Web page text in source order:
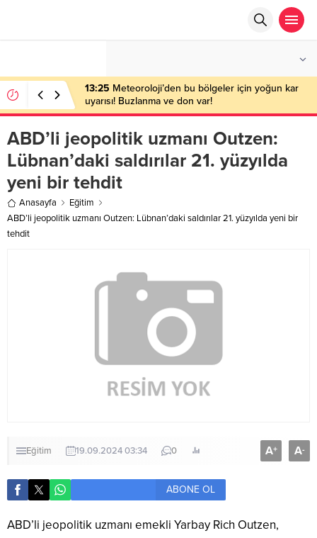
13:25 Meteoroloji’den bu bölgeler için yoğun kar
uyarısı! Buzlanma ve don var!
ABD’li jeopolitik uzmanı Outzen:
Lübnan’daki saldırılar 21. yüzyılda
yeni bir tehdit
Anasayfa
Eğitim
ABD’li jeopolitik uzmanı Outzen: Lübnan’daki saldırılar 21. yüzyılda yeni bir
tehdit
Eğitim 19.09.2024 03:34 0 A+ A-
ABONE OL
ABD’li jeopolitik uzmanı emekli Yarbay Rich Outzen,